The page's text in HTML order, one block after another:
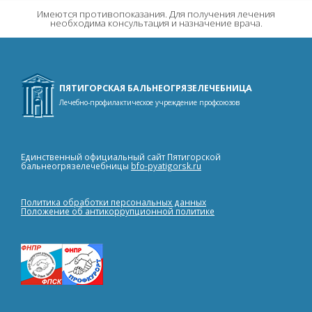
Электролечение и лечение ультразвуком
Имеются противопоказания. Для получения лечения
необходима консультация и назначение врача.
ПЯТИГОРСКАЯ БАЛЬНЕОГРЯЗЕЛЕЧЕБНИЦА
Лечебно-профилактическое учреждение профсоюзов
Единственный официальный сайт Пятигорской
бальнеогрязелечебницы bfo-pyatigorsk.ru
Политика обработки персональных данных
Положение об антикоррупционной политике